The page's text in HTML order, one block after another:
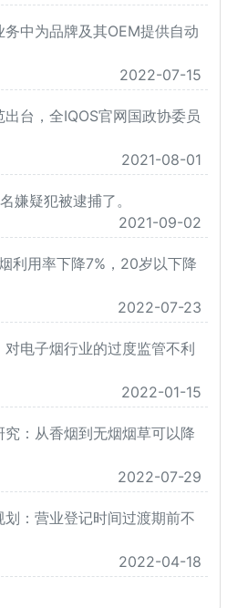
中为品牌及其OEM提供自动
2022-07-15
台，全IQOS官网国政协委员
2021-08-01
嫌疑犯被逮捕了。
2021-09-02
利用率下降7%，20岁以下降
2022-07-23
电子烟行业的过度监管不利
2022-01-15
：从香烟到无烟烟草可以降
2022-07-29
：营业登记时间过渡期前不
2022-04-18